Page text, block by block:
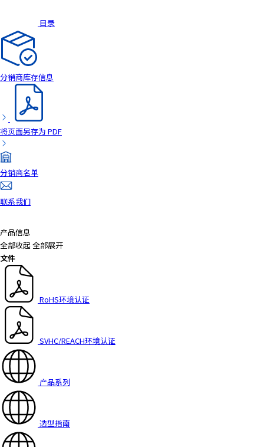
目录
分销商库存信息
将页面另存为 PDF
分销商名单
联系我们
产品信息
全部收起 全部展开
文件
RoHS环境认证
SVHC/REACH环境认证
产品系列
选型指南